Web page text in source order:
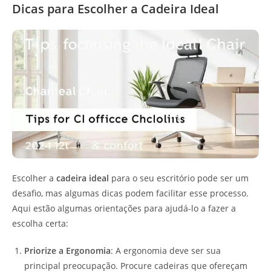
Dicas para Escolher a Cadeira Ideal
Escolher a cadeira ideal para o seu escritório pode ser um
desafio, mas algumas dicas podem facilitar esse processo.
Aqui estão algumas orientações para ajudá-lo a fazer a
escolha certa:
Priorize a Ergonomia: A ergonomia deve ser sua
principal preocupação. Procure cadeiras que ofereçam